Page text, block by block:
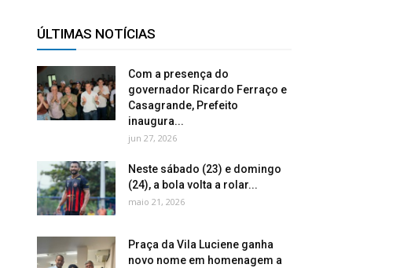
ÚLTIMAS NOTÍCIAS
Com a presença do
governador Ricardo Ferraço e
Casagrande, Prefeito
inaugura...
jun 27, 2026
Neste sábado (23) e domingo
(24), a bola volta a rolar...
maio 21, 2026
Praça da Vila Luciene ganha
novo nome em homenagem a